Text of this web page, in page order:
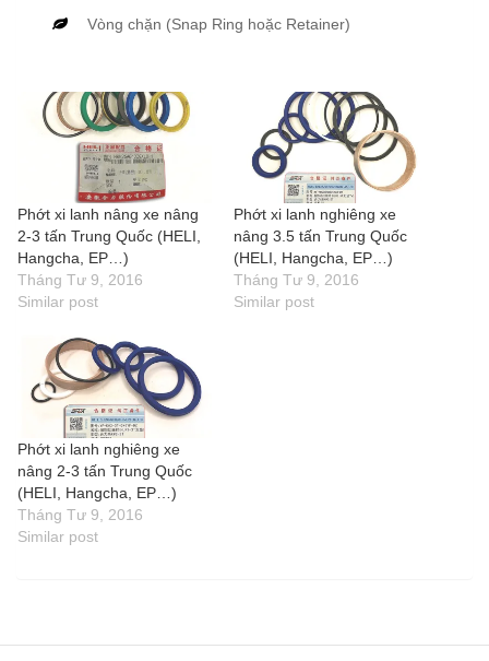
Vòng chặn (Snap Ring hoặc Retainer)
Phớt xi lanh nâng xe nâng
2-3 tấn Trung Quốc (HELI,
Hangcha, EP…)
Tháng Tư 9, 2016
Similar post
Phớt xi lanh nghiêng xe
nâng 3.5 tấn Trung Quốc
(HELI, Hangcha, EP…)
Tháng Tư 9, 2016
Similar post
Phớt xi lanh nghiêng xe
nâng 2-3 tấn Trung Quốc
(HELI, Hangcha, EP…)
Tháng Tư 9, 2016
Similar post